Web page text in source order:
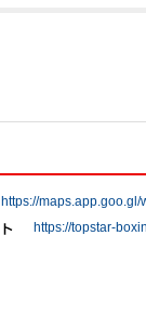
https://
https://topstar-